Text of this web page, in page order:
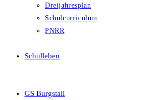
Dreijahresplan
Schulcurriculum
PNRR
Schulleben
GS Burgstall